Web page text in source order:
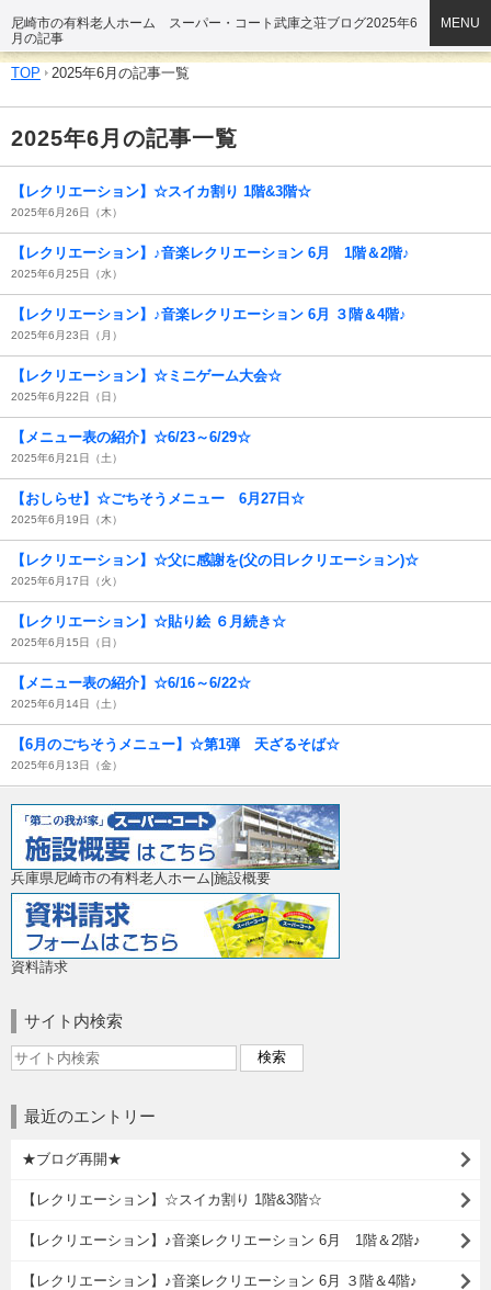
尼崎市の有料老人ホーム スーパー・コート武庫之荘ブログ2025年6
月の記事
MENU
TOP 2025年6月の記事一覧
2025年6月の記事一覧
【レクリエーション】☆スイカ割り 1階&3階☆
2025年6月26日（木）
【レクリエーション】♪音楽レクリエーション 6月 1階＆2階♪
2025年6月25日（水）
【レクリエーション】♪音楽レクリエーション 6月 ３階＆4階♪
2025年6月23日（月）
【レクリエーション】☆ミニゲーム大会☆
2025年6月22日（日）
【メニュー表の紹介】☆6/23～6/29☆
2025年6月21日（土）
【おしらせ】☆ごちそうメニュー 6月27日☆
2025年6月19日（木）
【レクリエーション】☆父に感謝を(父の日レクリエーション)☆
2025年6月17日（火）
【レクリエーション】☆貼り絵 ６月続き☆
2025年6月15日（日）
【メニュー表の紹介】☆6/16～6/22☆
2025年6月14日（土）
【6月のごちそうメニュー】☆第1弾 天ざるそば☆
2025年6月13日（金）
兵庫県尼崎市の有料老人ホーム|施設概要
資料請求
サイト内検索
最近のエントリー
★ブログ再開★
【レクリエーション】☆スイカ割り 1階&3階☆
【レクリエーション】♪音楽レクリエーション 6月 1階＆2階♪
【レクリエーション】♪音楽レクリエーション 6月 ３階＆4階♪